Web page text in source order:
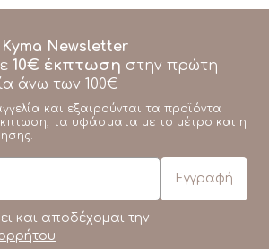
Kyma Newsletter
10€ έκπτωση στην πρώτη
άνω των 100€
και εξαιρούνται τα προϊόντα
τα υφάσματα με το μέτρο και η
και αποδέχομαι την